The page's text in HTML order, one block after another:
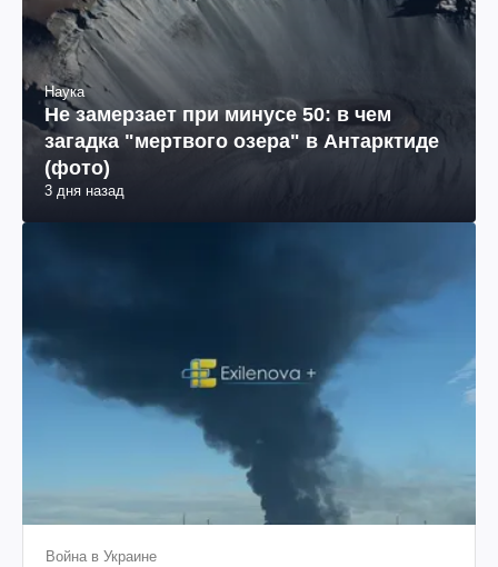
Наука
Не замерзает при минусе 50: в чем
загадка "мертвого озера" в Антарктиде
(фото)
3 дня назад
Война в Украине